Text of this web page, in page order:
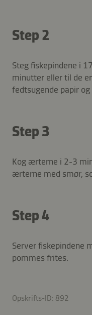
Step 2
Steg fiskepindene i
minutter eller til de
fedtsugende papir
Step 3
Kog ærterne i 2-3
ærterne med smør,
Step 4
Server fiskepindene
pommes frites.
Opskrifts-ID: 892